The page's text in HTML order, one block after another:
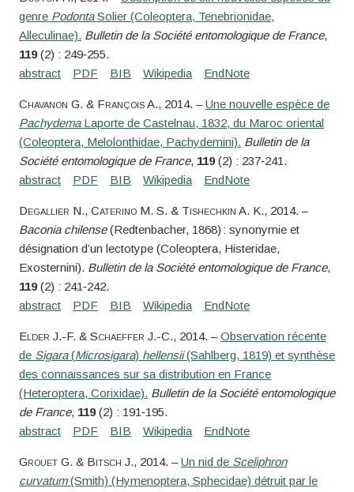
genre PodontaSolier (Coleoptera, Tenebrionidae,
Alleculinae). Bulletin de la Société entomologique de France,
119(2) : 249‑255.
Chavanon G. & FrançoisA., 2014. –Une nouvelle espèce de
PachydemaLaporte de Castelnau, 1832, du Maroc oriental
(Coleoptera, Melolonthidae, Pachydemini). Bulletin de la
Société entomologique de France, 119(2) : 237‑241.
Degallier N., CaterinoM. S. & Tishechkin A. K., 2014. –
Baconia chilense(Redtenbacher, 1868) : synonymie et
désignation d’un lectotype (Coleoptera, Histeridae,
Exosternini). Bulletin de la Société entomologique de France,
119(2) : 241‑242.
Elder J.-F. & Schaeffer J.-C., 2014. –Observation récente
de Sigara(Microsigara) hellensii(Sahlberg, 1819) et synthèse
des connaissances sur sa distribution en France
(Heteroptera, Corixidae). Bulletin de la Société entomologique
de France, 119(2) : 191‑195.
GrouetG. & Bitsch J., 2014. –Un nid de Sceliphron
curvatum(Smith) (Hymenoptera, Sphecidae) détruit par le